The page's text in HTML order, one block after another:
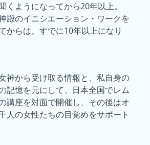
くようになってから20年以上。
殿のイニシエーション・ワークを
からは、すでに10年以上になり
神から受け取る情報と、私自身の
記憶を元にして、日本全国でレム
講座を対面で開催し、その後はオ
人の女性たちの目覚めをサポート